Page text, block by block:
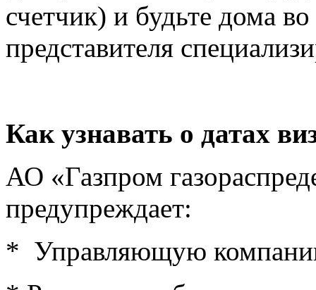
счетчик) и будьте дома
представителя
Как узнавать о датах
АО «Газпром
предупреждает:
* Управляющую